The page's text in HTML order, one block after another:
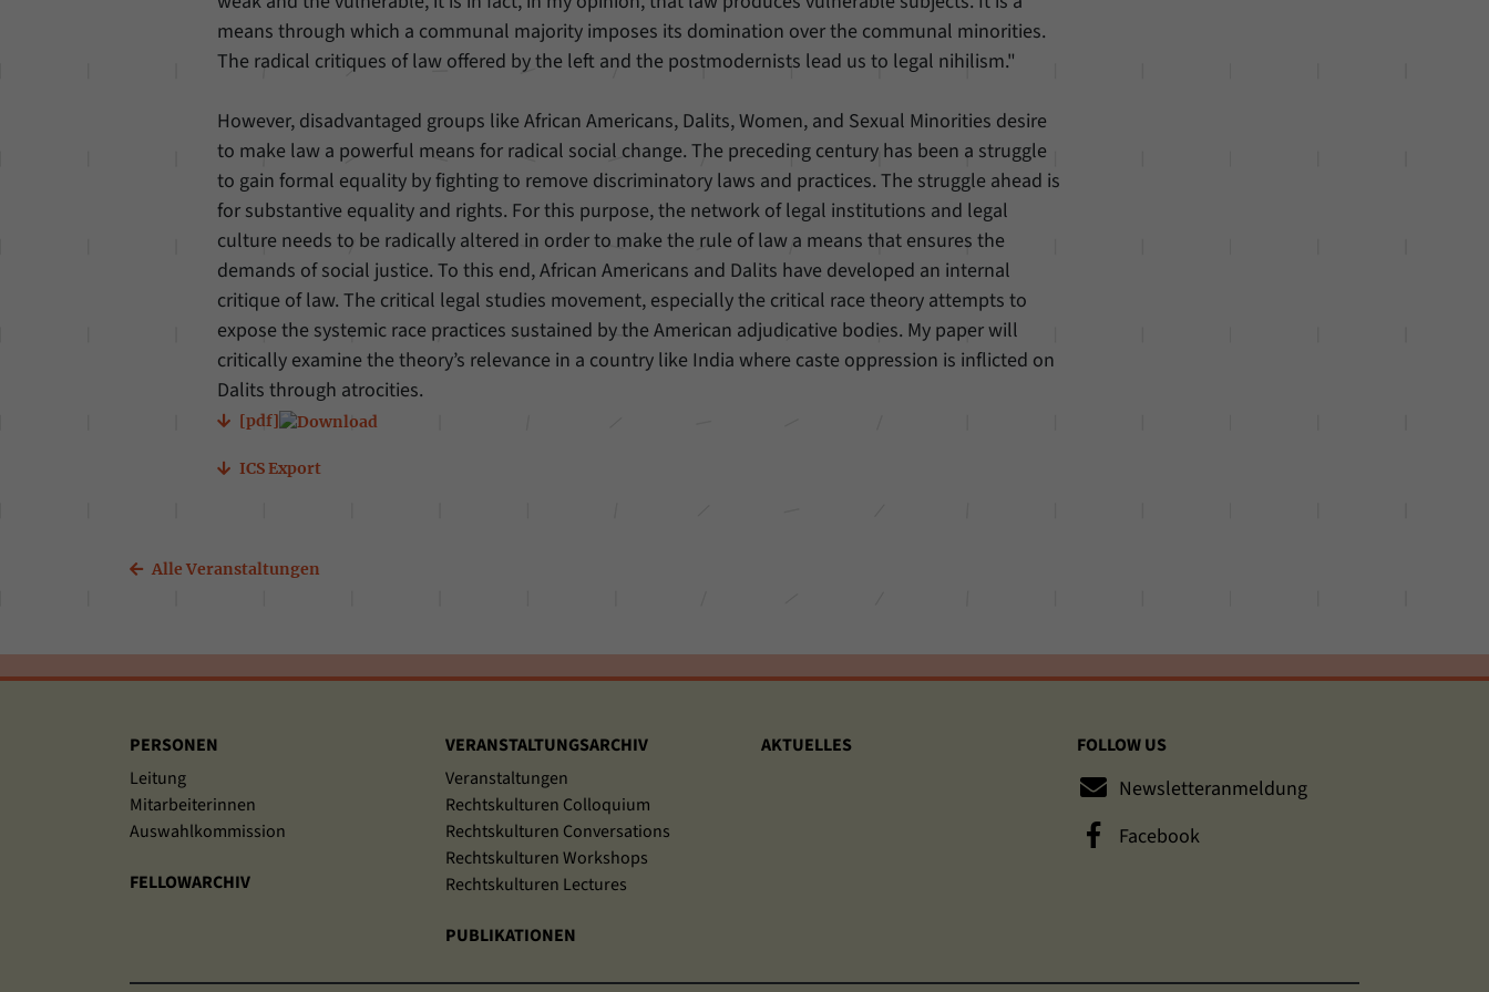
means through which a communal majority imposes its domination over the communal minorities.
The radical critiques of law offered by the left and the postmodernists lead us to legal nihilism."
However, disadvantaged groups like African Americans, Dalits, Women, and Sexual Minorities desire
to make law a powerful means for radical social change. The preceding century has been a struggle
to gain formal equality by fighting to remove discriminatory laws and practices. The struggle ahead is
for substantive equality and rights. For this purpose, the network of legal institutions and legal
culture needs to be radically altered in order to make the rule of law a means that ensures the
demands of social justice. To this end, African Americans and Dalits have developed an internal
critique of law. The critical legal studies movement, especially the critical race theory attempts to
expose the systemic race practices sustained by the American adjudicative bodies. My paper will
critically examine the theory’s relevance in a country like India where caste oppression is inflicted on
Dalits through atrocities.
[pdf]
ICS Export
Alle Veranstaltungen
Sitemap
PERSONEN
Leitung
Mitarbeiterinnen
Auswahlkommission
FELLOWARCHIV
VERANSTALTUNGSARCHIV
Veranstaltungen
Rechtskulturen Colloquium
Rechtskulturen Conversations
Rechtskulturen Workshops
Rechtskulturen Lectures
PUBLIKATIONEN
AKTUELLES FOLLOW US
Newsletteranmeldung
Facebook
Name _pk_ref
Anbieter Matomo
Laufzeit 6 Monate
Zweck
Mit diesem Cookie können wir speichern, von
welcher Internetseite oder Suchmaschine Besucher
durch eine Verlinkung auf unsere Internetseite
weitergeleitet wurden.
Name _pk_ses
Anbieter Matomo